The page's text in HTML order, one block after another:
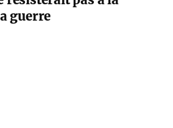
guerre